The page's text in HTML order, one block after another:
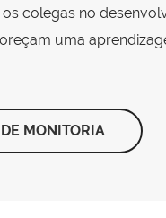
colegas no
uma
MONITORIA